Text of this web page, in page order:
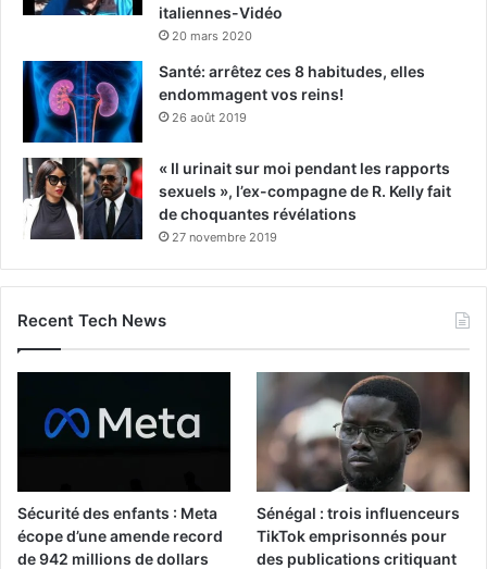
italiennes-Vidéo
20 mars 2020
Santé: arrêtez ces 8 habitudes, elles
endommagent vos reins!
26 août 2019
« Il urinait sur moi pendant les rapports
sexuels », l’ex-compagne de R. Kelly fait
de choquantes révélations
27 novembre 2019
Recent Tech News
Sécurité des enfants : Meta
écope d’une amende record
de 942 millions de dollars
Sénégal : trois influenceurs
TikTok emprisonnés pour
des publications critiquant